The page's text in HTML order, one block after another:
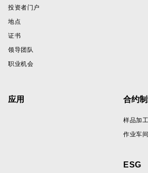
投资者门户
地点
证书
领导团队
职业机会
应用 合约
样品加工
作业车间
ESG